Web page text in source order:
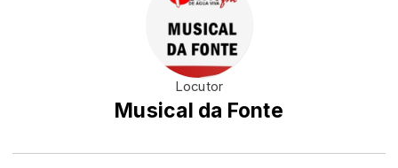
Locutor
Musical da Fonte